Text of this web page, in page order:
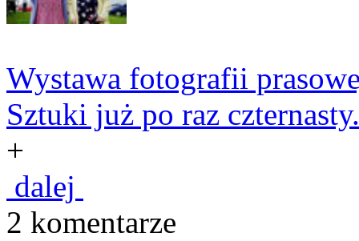
Wystawa fotografii
Sztuki już po raz
+
dalej
2 komentarze